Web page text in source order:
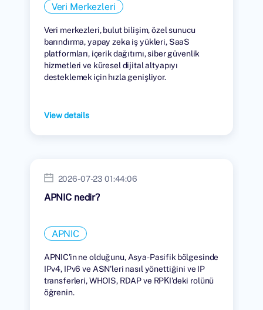
Veri Merkezleri
Veri merkezleri, bulut bilişim, özel sunucu
barındırma, yapay zeka iş yükleri, SaaS
platformları, içerik dağıtımı, siber güvenlik
hizmetleri ve küresel dijital altyapıyı
desteklemek için hızla genişliyor.
View details
2026-07-23 01:44:06
APNIC nedir?
APNIC
APNIC'in ne olduğunu, Asya-Pasifik bölgesinde
IPv4, IPv6 ve ASN'leri nasıl yönettiğini ve IP
transferleri, WHOIS, RDAP ve RPKI'deki rolünü
öğrenin.